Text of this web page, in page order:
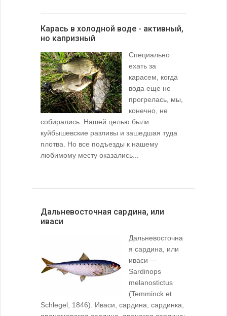
Карась в холодной воде - активный,
но капризный
Специально
ехать за
карасем, когда
вода еще не
прогрелась, мы,
конечно, не
собирались. Нашей целью были
куйбышевские разливы и зашедшая туда
плотва. Но все подъезды к нашему
любимому месту оказались...
Дальневосточная сардина, или
иваси
Дальневосточна
я сардина, или
иваси —
Sardinops
melanostictus
(Temminck et
Schlegel, 1846). Иваси, сардина, сардинка,